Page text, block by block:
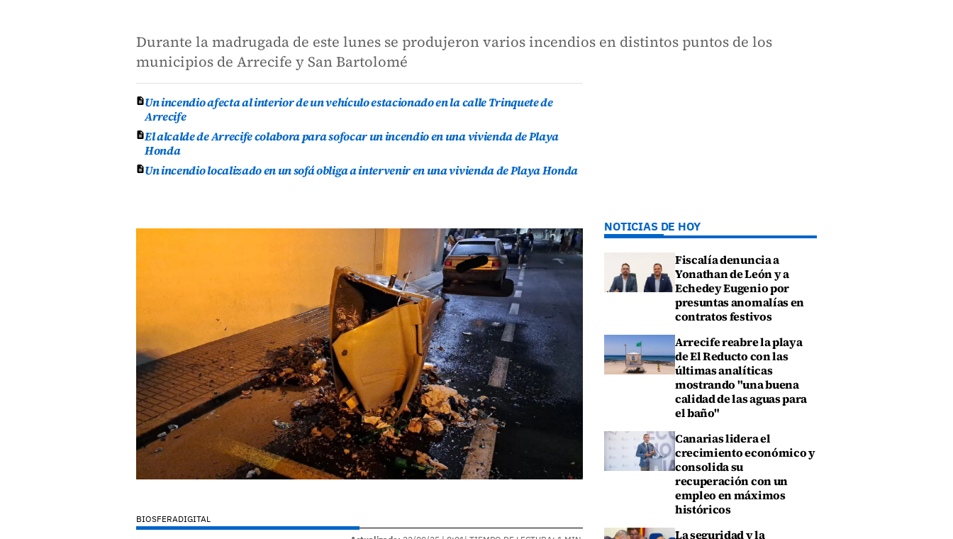
Durante la madrugada de este lunes se produjeron varios incendios en distintos puntos de los
municipios de Arrecife y San Bartolomé
Un incendio afecta al interior de un vehículo estacionado en la calle Trinquete de
Arrecife
El alcalde de Arrecife colabora para sofocar un incendio en una vivienda de Playa
Honda
Un incendio localizado en un sofá obliga a intervenir en una vivienda de Playa Honda
BIOSFERADIGITAL
NOTICIAS DE HOY
Fiscalía denuncia a
Yonathan de León y a
Echedey Eugenio por
presuntas anomalías en
contratos festivos
Arrecife reabre la playa
de El Reducto con las
últimas analíticas
mostrando "una buena
calidad de las aguas para
el baño"
Canarias lidera el
crecimiento económico y
consolida su
recuperación con un
empleo en máximos
históricos
La seguridad y la